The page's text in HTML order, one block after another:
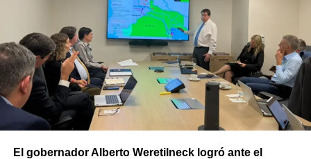
El gobernador Alberto Weretilneck logró ante el